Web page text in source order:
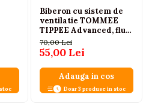
Biberon cu sistem de
ventilatie TOMMEE
TIPPEE Advanced, flux
lent, 0 luni +, 260 ml,
Albastru - transparent
70,00 Lei
55,00 Lei
Adauga in cos
Doar 3 produse in stoc